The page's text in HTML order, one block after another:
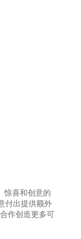
惊喜和创意的
付出提供额外
作创造更多可